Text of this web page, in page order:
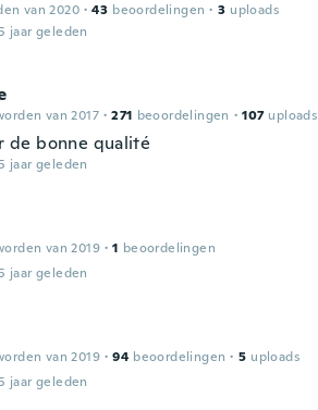
van 2020 · 43 beoordelingen · 3 uploads
jaar geleden
van 2017 · 271 beoordelingen · 107 uploads
de bonne qualité
jaar geleden
van 2019 · 1 beoordelingen
jaar geleden
van 2019 · 94 beoordelingen · 5 uploads
jaar geleden